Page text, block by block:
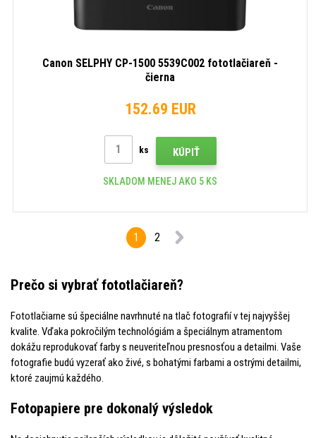
Canon SELPHY CP-1500 5539C002 fototlačiareň -
čierna
152.69 EUR
ks KÚPIŤ
SKLADOM MENEJ AKO 5 KS
1 2
Prečo si vybrať fototlačiareň?
Fototlačiarne sú špeciálne navrhnuté na tlač fotografií v tej najvyššej
kvalite. Vďaka pokročilým technológiám a špeciálnym atramentom
dokážu reprodukovať farby s neuveriteľnou presnosťou a detailmi. Vaše
fotografie budú vyzerať ako živé, s bohatými farbami a ostrými detailmi,
ktoré zaujmú každého.
Fotopapiere pre dokonalý výsledok